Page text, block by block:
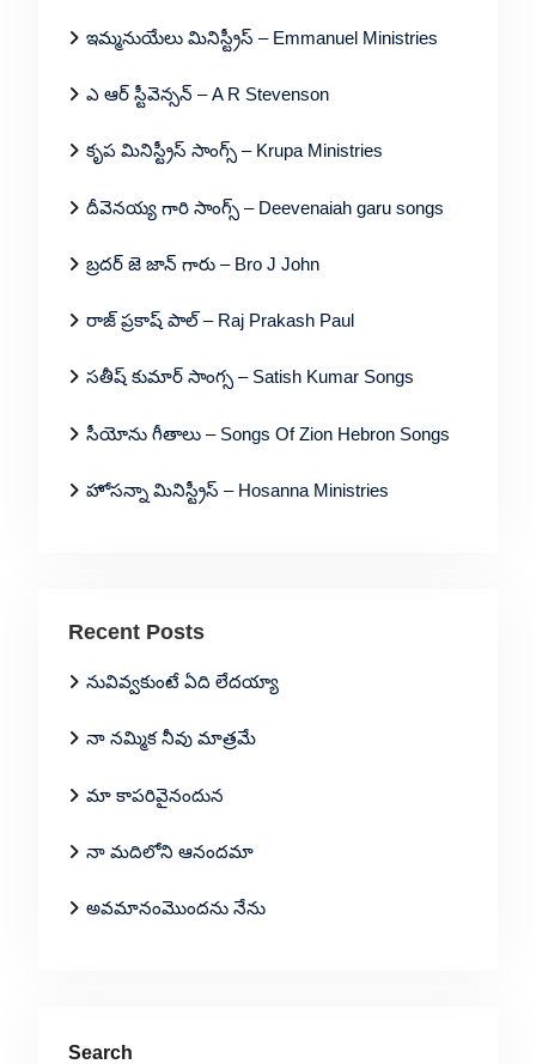
ఇమ్మనుయేలు మినిస్ట్రీస్ – Emmanuel Ministries
ఎ ఆర్ స్టీవెన్సన్ – A R Stevenson
కృప మినిస్ట్రీస్ సాంగ్స్ – Krupa Ministries
దీవెనయ్య గారి సాంగ్స్ – Deevenaiah garu songs
బ్రదర్ జె జాన్ గారు – Bro J John
రాజ్ ప్రకాష్ పాల్ – Raj Prakash Paul
సతీష్ కుమార్ సాంగ్స – Satish Kumar Songs
సీయోను గీతాలు – Songs Of Zion Hebron Songs
హోసన్నా మినిస్ట్రీస్ – Hosanna Ministries
Recent Posts
నువివ్వకుంటే ఏది లేదయ్యా
నా నమ్మిక నీవు మాత్రమే
మా కాపరివైనందున
నా మదిలోని ఆనందమా
అవమానంమొందను నేను
Search